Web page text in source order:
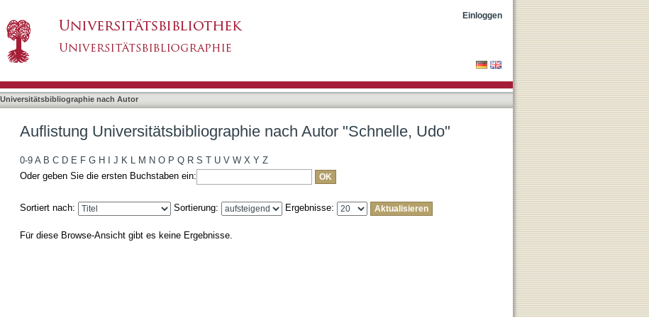
Einloggen
nach Autor
Auflistung Universitätsbibliographie nach Autor "Schnelle, Udo"
0-9 A B C D E F G H J K L M N O P Q R S T U V W X Y Z
Oder geben Sie die ersten Buchstaben ein:
Sortiert nach: Sortierung: Ergebnisse:
Für diese Browse-Ansicht gibt es keine Ergebnisse.